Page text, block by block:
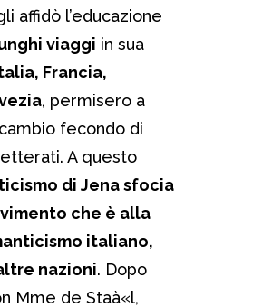
affidò l’educazione
viaggi in sua
Francia,
, permisero a
fecondo di
A questo
di Jena sfocia
che è alla
italiano,
nazioni. Dopo
Mme de Staà«l,